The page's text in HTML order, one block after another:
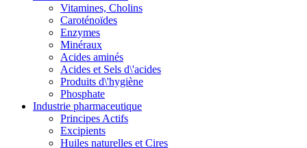
Vitamines, Cholins
Caroténoïdes
Enzymes
Minéraux
Acides aminés
Acides et Sels d\'acides
Produits d\'hygiène
Phosphate
Industrie pharmaceutique
Principes Actifs
Excipients
Huiles naturelles et Cires